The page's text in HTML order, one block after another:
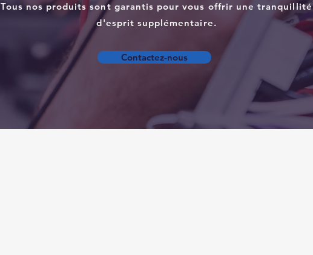
Tous nos produits sont garantis pour vous offrir une tranquillité
d'esprit supplémentaire.
Contactez-nous